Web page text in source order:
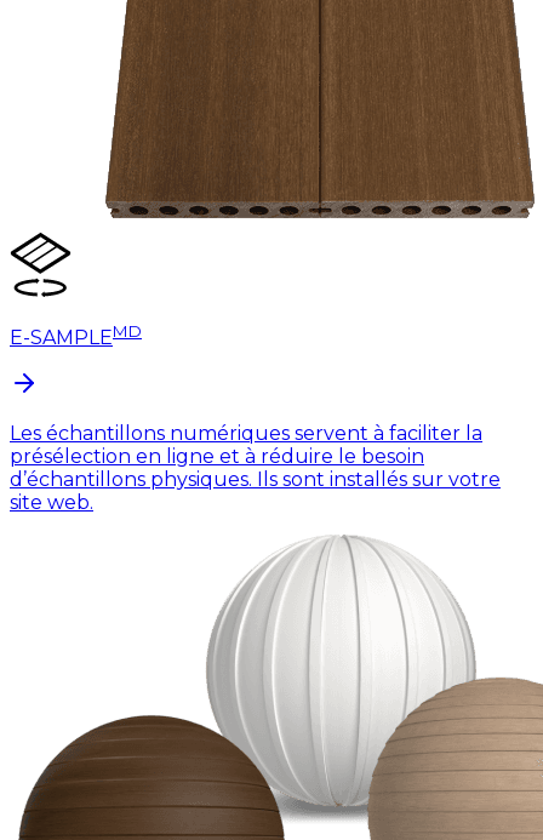
E-SAMPLEMD
Les échantillons numériques servent à faciliter la
présélection en ligne et à réduire le besoin
d’échantillons physiques. Ils sont installés sur votre
site web.